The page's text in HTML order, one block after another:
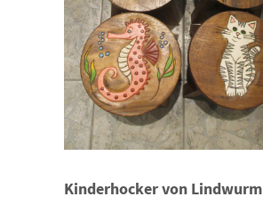
Kinderhocker von Lindwurm